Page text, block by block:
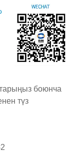
боюнча
түз